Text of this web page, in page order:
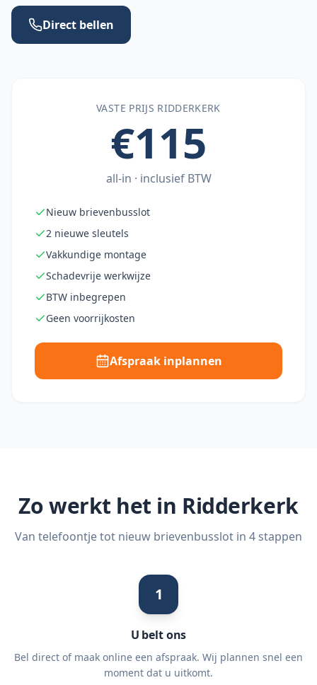
Direct bellen
VASTE PRIJS RIDDERKERK
€115
all-in · inclusief BTW
Nieuw brievenbusslot
2 nieuwe sleutels
Vakkundige montage
Schadevrije werkwijze
BTW inbegrepen
Geen voorrijkosten
Afspraak inplannen
Zo werkt het in Ridderkerk
Van telefoontje tot nieuw brievenbusslot in 4 stappen
1
U belt ons
Bel direct of maak online een afspraak. Wij plannen snel een
moment dat u uitkomt.